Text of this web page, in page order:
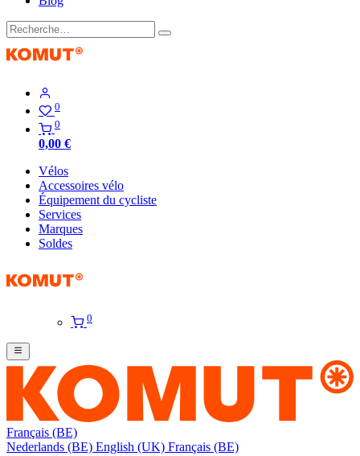
0
0
0,00 €
Vélos
Accessoires vélo
Équipement du cycliste
Services
Marques
Soldes
0
Français (BE)
Nederlands (BE) English (UK) Français (BE)